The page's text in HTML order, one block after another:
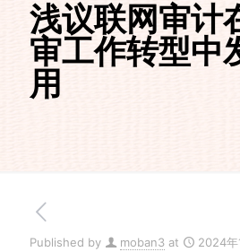
浅议联网审计
审工作转型中
用
Published by moban3 at 2024年